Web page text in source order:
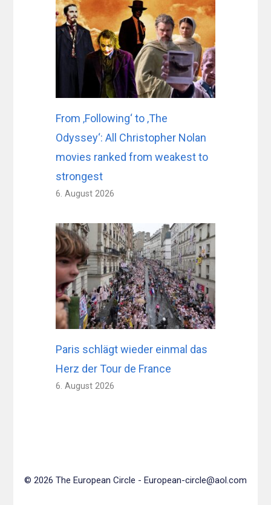
From ‚Following‘ to ‚The
Odyssey‘: All Christopher Nolan
movies ranked from weakest to
strongest
6. August 2026
Paris schlägt wieder einmal das
Herz der Tour de France
6. August 2026
© 2026 The European Circle - European-circle@aol.com